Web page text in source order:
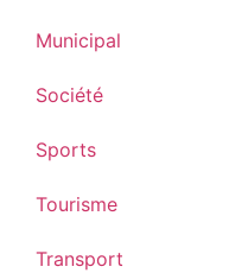
Municipal
Société
Sports
Tourisme
Transport